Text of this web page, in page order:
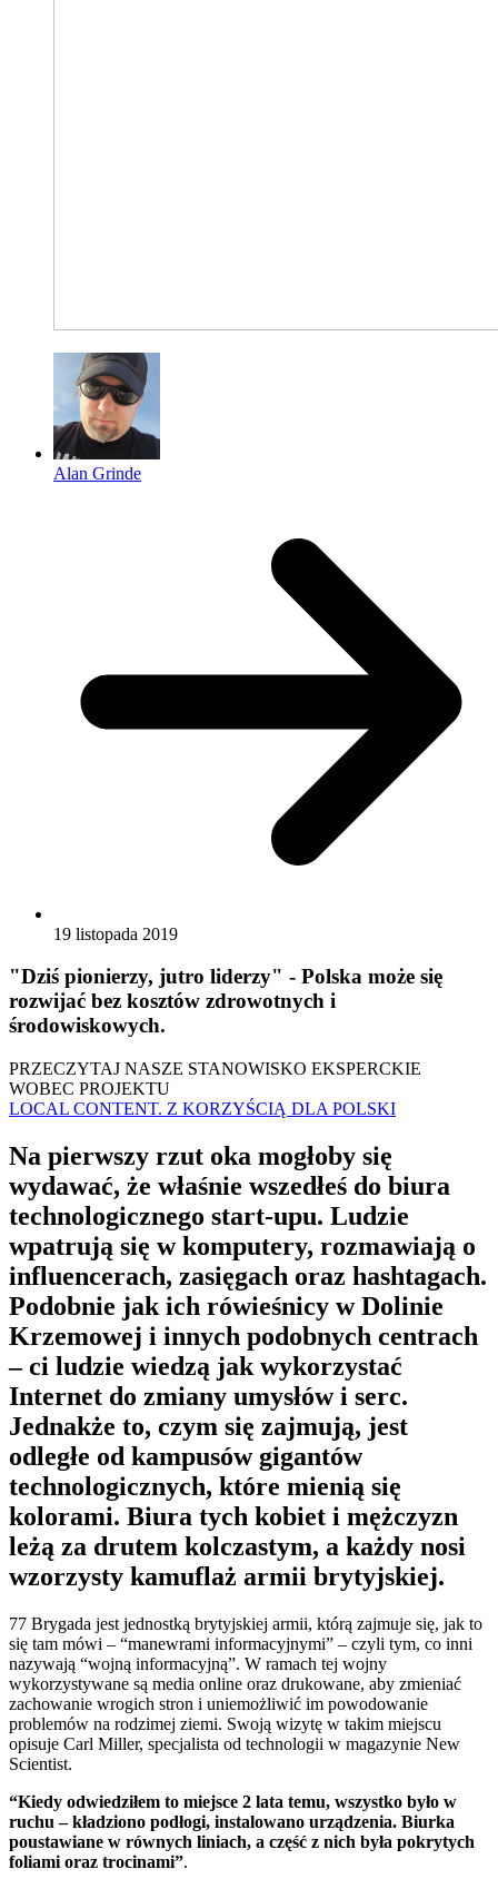
Alan Grinde
19 listopada 2019
"Dziś pionierzy, jutro liderzy" - Polska może się
rozwijać bez kosztów zdrowotnych i
środowiskowych.
PRZECZYTAJ NASZE STANOWISKO EKSPERCKIE
WOBEC PROJEKTU
LOCAL CONTENT. Z KORZYŚCIĄ DLA POLSKI
Na pierwszy rzut oka mogłoby się
wydawać, że właśnie wszedłeś do biura
technologicznego start-upu. Ludzie
wpatrują się w komputery, rozmawiają o
influencerach, zasięgach oraz hashtagach.
Podobnie jak ich rówieśnicy w Dolinie
Krzemowej i innych podobnych centrach
– ci ludzie wiedzą jak wykorzystać
Internet do zmiany umysłów i serc.
Jednakże to, czym się zajmują, jest
odległe od kampusów gigantów
technologicznych, które mienią się
kolorami. Biura tych kobiet i mężczyzn
leżą za drutem kolczastym, a każdy nosi
wzorzysty kamuflaż armii brytyjskiej.
77 Brygada jest jednostką brytyjskiej armii, którą zajmuje się, jak to
się tam mówi – “manewrami informacyjnymi” – czyli tym, co inni
nazywają “wojną informacyjną”. W ramach tej wojny
wykorzystywane są media online oraz drukowane, aby zmieniać
zachowanie wrogich stron i uniemożliwić im powodowanie
problemów na rodzimej ziemi. Swoją wizytę w takim miejscu
opisuje Carl Miller, specjalista od technologii w magazynie New
Scientist.
“Kiedy odwiedziłem to miejsce 2 lata temu, wszystko było w
ruchu – kładziono podłogi, instalowano urządzenia. Biurka
poustawiane w równych liniach, a część z nich była pokrytych
foliami oraz trocinami”.